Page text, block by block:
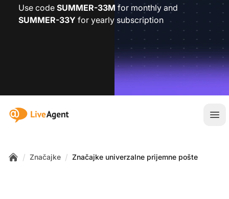
Use code SUMMER-33M for monthly and
SUMMER-33Y for yearly subscription
:site.title
/ Značajke / Značajke univerzalne prijemne pošte